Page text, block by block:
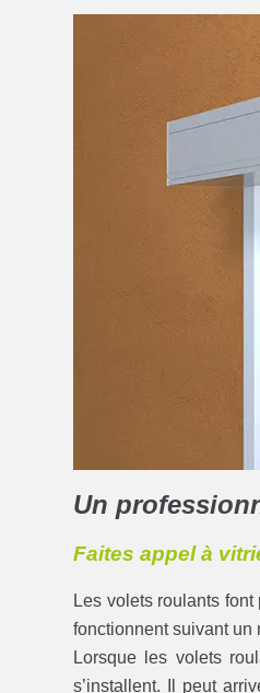
Un
Faites appel à
Les volets roulants
fonctionnent suivant un
Lorsque les volets
s’installent. Il peut